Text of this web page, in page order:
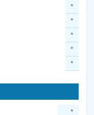
*
*
*
*
*
*